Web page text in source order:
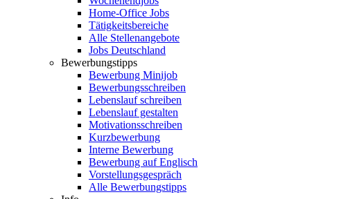
Home-Office Jobs
Tätigkeitsbereiche
Alle Stellenangebote
Jobs Deutschland
Bewerbungstipps
Bewerbung Minijob
Bewerbungsschreiben
Lebenslauf schreiben
Lebenslauf gestalten
Motivationsschreiben
Kurzbewerbung
Interne Bewerbung
Bewerbung auf Englisch
Vorstellungsgespräch
Alle Bewerbungstipps